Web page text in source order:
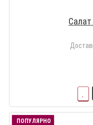
ПОПУЛЯРНО